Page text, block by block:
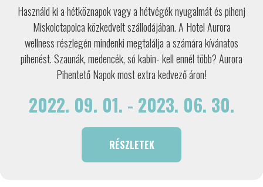
Használd ki a hétköznapok vagy a hétvégék nyugalmát és pihenj
Miskolctapolca közkedvelt szállodájában. A Hotel Aurora
wellness részlegén mindenki megtalálja a számára kívánatos
pihenést. Szaunák, medencék, só kabin- kell ennél több? Aurora
Pihentető Napok most extra kedvező áron!
2022. 09. 01. - 2023. 06. 30.
RÉSZLETEK